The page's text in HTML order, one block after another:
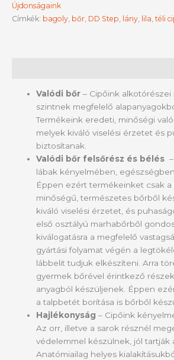
Újdonságaink
Címkék: bagoly bőr DD Step lány lila téli
Valódi bőr– Cipőink
szintnek megfelelő
Termékeink eredeti, minőségi
melyek kiváló viselési érzetet és
biztosítanak.
Valódi bőr felsőrész és bélés
lábak kényelmében,
Éppen ezért termékeinket csak a
minőségű, természetes bőrből
kiváló viselési érzetet, és
első osztályú marhabőrből
kiválogatásra a megfelelő
gyártási folyamat végén a
lábbelit tudjuk elkészíteni. Arra
gyermek bőrével érintkező
anyagból készüljenek. Éppen
a talpbetét borítása is bőrből
Hajlékonyság– Cipőink
Az orr, illetve a sarok résznél
védelemmel készülnek, jól tartják
Anatómiailag helyes